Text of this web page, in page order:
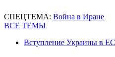
СПЕЦТЕМА: Война в Иране
ВСЕ ТЕМЫ
Вступление Украины в ЕС